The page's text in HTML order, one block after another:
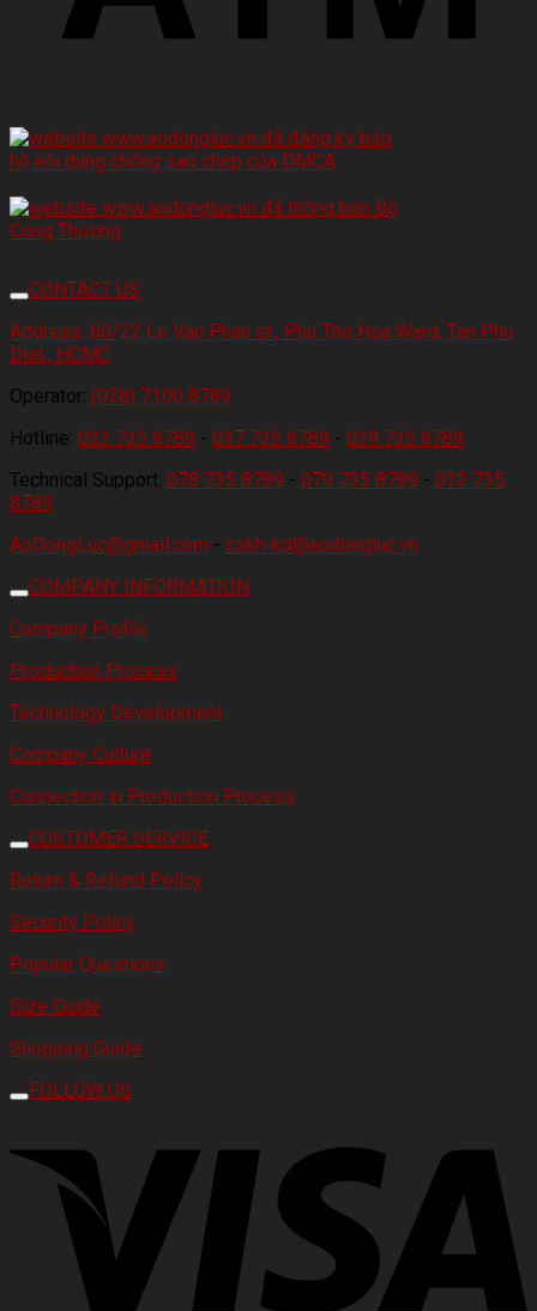
CONTACT US
Address: 60/22 Le Van Phan st., Phu Tho Hoa Ward, Tan Phu
Dist., HCMC
Operator: (028) 7100 8789
Hotline: 033 735 8789 - 037 735 8789 - 039 735 8789
Technical Support: 078 735 8789 - 079 735 8789 - 032 735
8789
AoDongLuc@gmail.com - cskh-kd@aodongluc.vn
COMPANY INFORMATION
Company Profile
Production Process
Technology Development
Company Culture
Connection in Production Process
CUSTOMER SERVICE
Return & Refund Policy
Security Policy
Popular Questions
Size Guide
Shopping Guide
FOLLOW US